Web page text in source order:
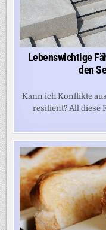
Lebenswichtige
den
Kann ich Konflikte
resilient? All diese